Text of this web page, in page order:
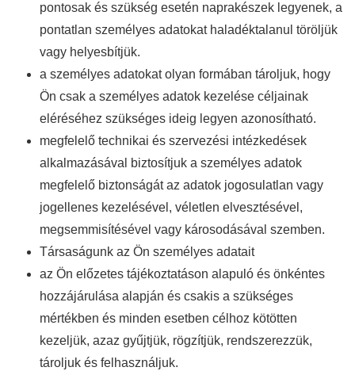
pontosak és szükség esetén naprakészek legyenek, a
pontatlan személyes adatokat haladéktalanul töröljük
vagy helyesbítjük.
a személyes adatokat olyan formában tároljuk, hogy
Ön csak a személyes adatok kezelése céljainak
eléréséhez szükséges ideig legyen azonosítható.
megfelelő technikai és szervezési intézkedések
alkalmazásával biztosítjuk a személyes adatok
megfelelő biztonságát az adatok jogosulatlan vagy
jogellenes kezelésével, véletlen elvesztésével,
megsemmisítésével vagy károsodásával szemben.
Társaságunk az Ön személyes adatait
az Ön előzetes tájékoztatáson alapuló és önkéntes
hozzájárulása alapján és csakis a szükséges
mértékben és minden esetben célhoz kötötten
kezeljük, azaz gyűjtjük, rögzítjük, rendszerezzük,
tároljuk és felhasználjuk.